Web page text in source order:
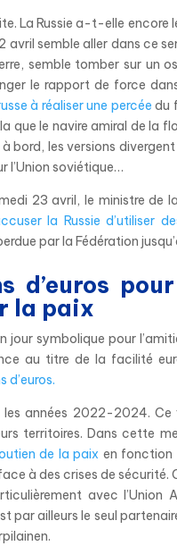
La Russie a-t-elle encore
avril semble aller dans ce
semble tomber sur un
le rapport de force
à réaliser une percéedu
que le navire amiral de la
bord, les versions
l’Union soviétique…
23 avril, le ministre
la Russie d’utiliser
par la Fédération
d’euros
la paix
jour symbolique pour
au titre de la facilité
d’euros.
années 2022-2024.
territoires. Dans cette
de la paix en fonction
à des crises de
avec l’Union
par ailleurs le seul